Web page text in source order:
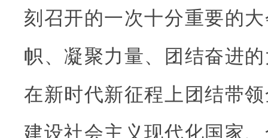
刻召开的一次十分重要的
帜、凝聚力量、团结奋进
在新时代新征程上团结带
建设社会主义现代化国家